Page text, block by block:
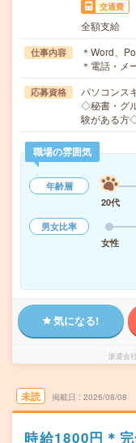
交通費
全額支給
仕事内容
＊Word、
＊電話・メ
応募資格
パソコンス
◇秘書・グ
験がある方
職場の雰囲気
年齢層
20代
男女比率
女性
気になる!
派遣会社
未読 掲載日 2026/08/08
時給1800円＊